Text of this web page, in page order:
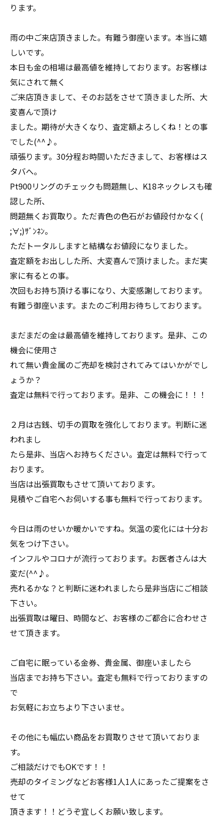
ります。
雨の中ご来店頂きました。有難う御座います。本当に嬉
しいです。
本日も金の相場は最高値を維持しております。お客様は
気にされて無く
ご来店頂きまして、そのお話をさせて頂きました所、大
変喜んで頂け
ました。期待が大きくなり、査定額よろしくね！との事
でした(^^♪。
頑張ります。30分程お時間いただきまして、お客様はス
タバへ。
Pt900リングのチェックも問題無し、K18ネックレスも確
認した所、
問題無くお買取り。ただ青色の色石がお値段付かなく(
;∀;)ｻﾞﾝﾈﾝ。
ただトータルしますと結構なお値段になりました。
査定額をお出しした所、大変喜んで頂けました。まだ実
家に有るとの事。
次回もお持ち頂ける事になり、大変感謝しております。
有難う御座います。またのご利用お待ちしております。
まだまだの金は最高値を維持しております。是非、この
機会に使用さ
れて無い貴金属のご売却を検討されてみてはいかがでし
ょうか？
査定は無料で行っております。是非、この機会に！！！
２月は古銭、切手の買取を強化しております。判断に迷
われまし
たら是非、当店へお持ちください。査定は無料で行って
おります。
当店は出張買取もさせて頂いております。
見積やご自宅へお伺いする事も無料で行っております。
今日は雨のせいか暖かいですね。気温の変化には十分お
気をつけ下さい。
インフルやコロナが流行っております。お医者さんは大
変だ(^^♪。
売れるかな？と判断に迷われましたら是非当店にご相談
下さい。
出張買取は曜日、時間など、お客様のご都合に合わせさ
せて頂きます。
ご自宅に眠っている金券、貴金属、御座いましたら
当店までお持ち下さい。査定も無料で行っておりますの
で
お気軽にお立ちより下さいませ。
その他にも幅広い商品をお買取りさせて頂いておりま
す。
ご相談だけでもOKです！！
売却のタイミングなどお客様1人1人にあったご提案をさ
せて
頂きます！！どうぞ宜しくお願い致します。